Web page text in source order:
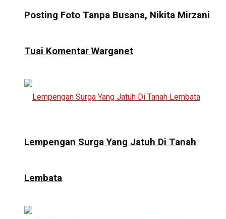
Posting Foto Tanpa Busana, Nikita Mirzani
Tuai Komentar Warganet
Lempengan Surga Yang Jatuh Di Tanah
Lembata